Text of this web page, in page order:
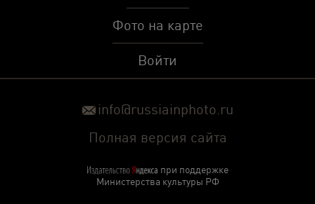
Фото на карте
Войти
info@russiainphoto.ru
Полная версия сайта
при поддержке
Министерства культуры РФ